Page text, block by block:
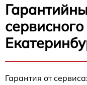
Гарантия от